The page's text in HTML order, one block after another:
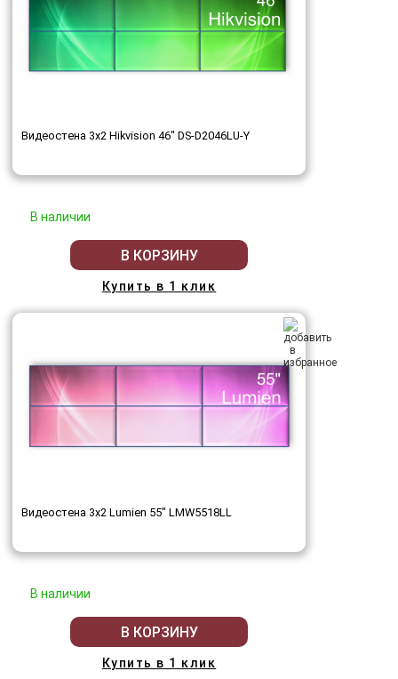
Видеостена 3x2 Hikvision 46" DS-D2046LU-Y
В наличии
В КОРЗИНУ
Купить в 1 клик
Видеостена 3x2 Lumien 55" LMW5518LL
В наличии
В КОРЗИНУ
Купить в 1 клик